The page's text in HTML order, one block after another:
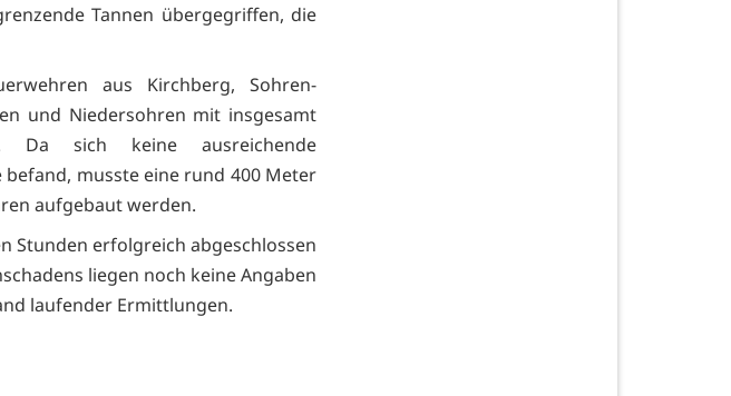
Tannen übergegriffen, die
aus Kirchberg, Sohren-
und Niedersohren mit insgesamt
sich keine ausreichende
musste eine rund 400 Meter
aufgebaut werden.
Stunden erfolgreich abgeschlossen
liegen noch keine Angaben
laufender Ermittlungen.